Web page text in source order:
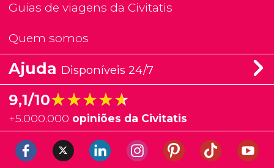
Guias de viagens da Civitatis
Quem somos
Ajuda Disponíveis 24/7
9,1/10★★★★★
★★★★★
+5.000.000 opiniões da Civitatis